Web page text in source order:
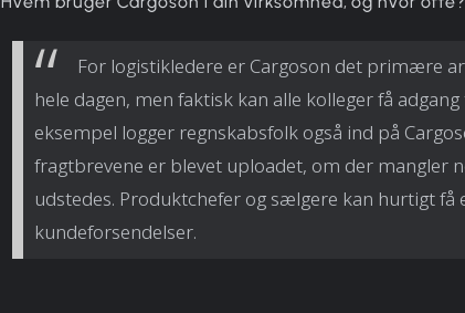
For logistikledere er Cargoson det primære
hele dagen, men faktisk kan alle kolleger få
eksempel logger regnskabsfolk også ind på
fragtbrevene er blevet uploadet, om der mangler
udstedes. Produktchefer og sælgere kan hurtigt få
kundeforsendelser.